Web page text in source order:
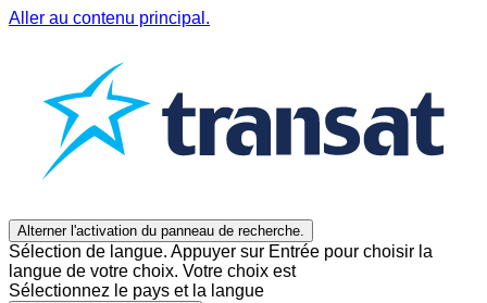
Aller au contenu principal.
Alterner l'activation du panneau de recherche.
Sélection de langue. Appuyer sur Entrée pour choisir la
langue de votre choix. Votre choix est
Sélectionnez le pays et la langue